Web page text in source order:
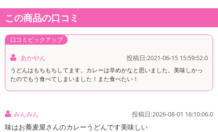
この商品の口コミ
口コミピックアップ
あかやん 投稿日:2021-06-15 15:59:52.0
うどんはもちもちしてます。カレーは辛めかなと思いました。美味しかっ
たのでもう食べてしまいました！また食べたい！
みんみん 投稿日:2026-08-01 16:10:06.0
味はお蕎麦屋さんのカレーうどんです美味しい